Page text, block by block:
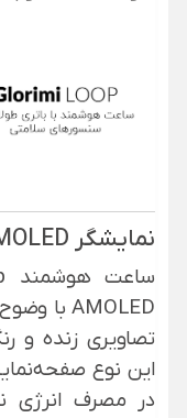
نمایشگر AMOLED فوق‌شفاف 1.43 اینچی:
تصاویری زنده و
این نوع
در مصرف انرژی